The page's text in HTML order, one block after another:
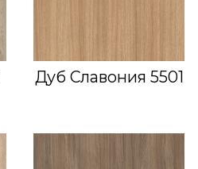
Дуб Славония 5501